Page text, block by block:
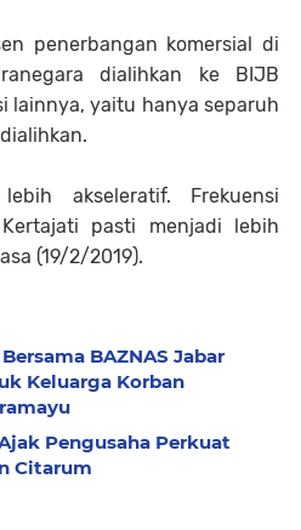
penerbangan komersial di
dialihkan ke BIJB
lainnya, yaitu hanya separuh
akseleratif. Frekuensi
pasti menjadi lebih
(19/2/2019).
BAZNAS Jabar
Keluarga Korban
Pengusaha Perkuat
Citarum